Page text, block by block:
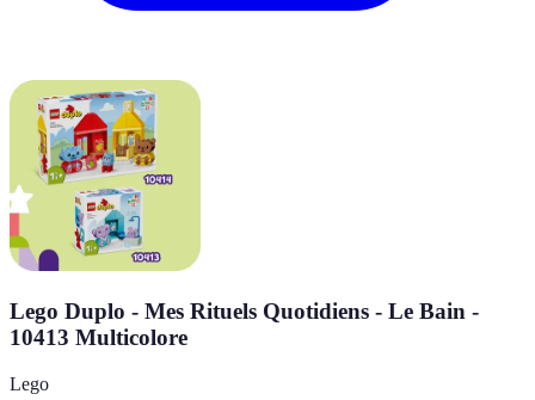
Lego Duplo - Mes Rituels Quotidiens - Le Bain -
10413 Multicolore
Lego